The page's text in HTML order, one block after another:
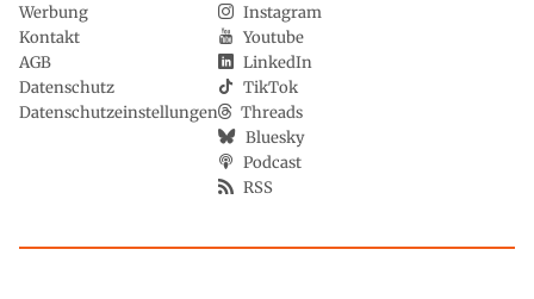
Werbung
Kontakt
AGB
Datenschutz
Datenschutzeinstellungen
Instagram
Youtube
LinkedIn
TikTok
Threads
Bluesky
Podcast
RSS